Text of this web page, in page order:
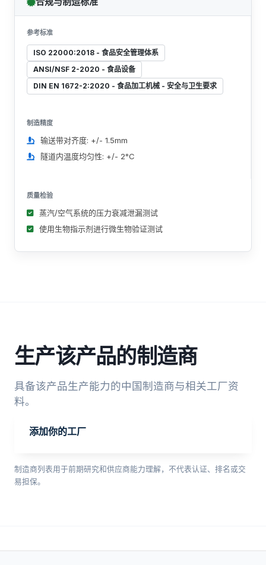
参考标准
ISO 22000:2018 - 食品安全管理体系
ANSI/NSF 2-2020 - 食品设备
DIN EN 1672-2:2020 - 食品加工机械 - 安全与卫生要求
制造精度
输送带对齐度: +/- 1.5mm
隧道内温度均匀性: +/- 2°C
质量检验
蒸汽/空气系统的压力衰减泄漏测试
使用生物指示剂进行微生物验证测试
生产该产品的制造商
具备该产品生产能力的中国制造商与相关工厂资
料。
添加你的工厂
制造商列表用于前期研究和供应商能力理解，不代表认证、排名或交
易担保。